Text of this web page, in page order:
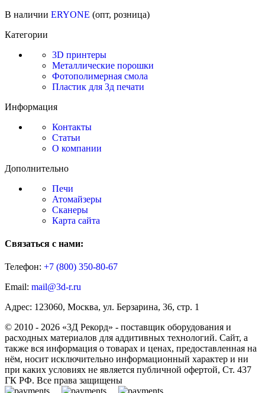
В наличии ERYONE (опт, розница)
Категории
3D принтеры
Металлические порошки
Фотополимерная смола
Пластик для 3д печати
Информация
Контакты
Статьи
О компании
Дополнительно
Печи
Атомайзеры
Сканеры
Карта сайта
Связаться с нами:
Телефон: +7 (800) 350-80-67
Email: mail@3d-r.ru
Адрес: 123060, Москва, ул. Берзарина, 36, стр. 1
© 2010 - 2026 «3Д Рекорд» - поставщик оборудования и
расходных материалов для аддитивных технологий. Сайт, а
также вся информация о товарах и ценах, предоставленная на
нём, носит исключительно информационный характер и ни
при каких условиях не является публичной офертой, Ст. 437
ГК РФ. Все права защищены